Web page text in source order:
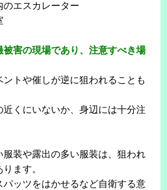
のエスカレーター
被害の現場であり、注意すべき場
トや催しが逆に狙われることも
くにいないか、身辺には十分注
服装や露出の多い服装は、狙われ
ます。
パッツをはかせるなど自衛する意